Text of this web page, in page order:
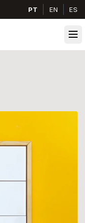
PT EN ES